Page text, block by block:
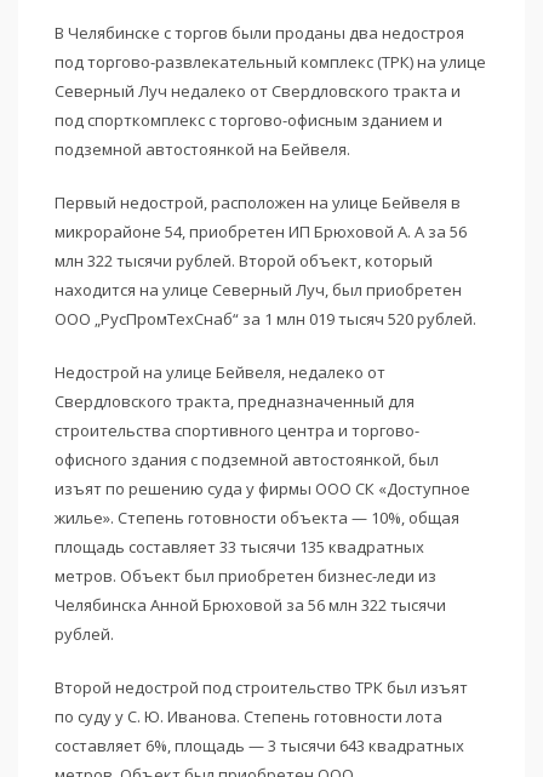
В Челябинске с торгов были проданы два недостроя
под торгово-развлекательный комплекс (ТРК) на улице
Северный Луч недалеко от Свердловского тракта и
под спорткомплекс с торгово-офисным зданием и
подземной автостоянкой на Бейвеля.
Первый недострой, расположен на улице Бейвеля в
микрорайоне 54, приобретен ИП Брюховой А. А за 56
млн 322 тысячи рублей. Второй объект, который
находится на улице Северный Луч, был приобретен
ООО „РусПромТехСнаб“ за 1 млн 019 тысяч 520 рублей.
Недострой на улице Бейвеля, недалеко от
Свердловского тракта, предназначенный для
строительства спортивного центра и торгово-
офисного здания с подземной автостоянкой, был
изъят по решению суда у фирмы ООО СК «Доступное
жилье». Степень готовности объекта — 10%, общая
площадь составляет 33 тысячи 135 квадратных
метров. Объект был приобретен бизнес-леди из
Челябинска Анной Брюховой за 56 млн 322 тысячи
рублей.
Второй недострой под строительство ТРК был изъят
по суду у С. Ю. Иванова. Степень готовности лота
составляет 6%, площадь — 3 тысячи 643 квадратных